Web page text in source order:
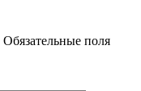
Обязательные поля